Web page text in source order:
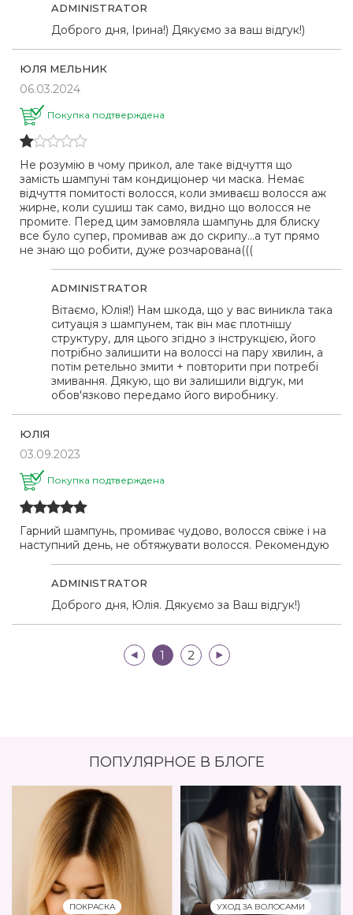
ADMINISTRATOR
Доброго дня, Ірина!) Дякуємо за ваш відгук!)
ЮЛЯ МЕЛЬНИК
06.03.2024
Покупка подтверждена
Не розумію в чому прикол, але таке відчуття що
замість шампуні там кондиціонер чи маска. Немає
відчуття помитості волосся, коли змиваєш волосся аж
жирне, коли сушиш так само, видно що волосся не
промите. Перед цим замовляла шампунь для блиску
все було супер, промивав аж до скрипу…а тут прямо
не знаю що робити, дуже розчарована(((
ADMINISTRATOR
Вітаємо, Юлія!) Нам шкода, що у вас виникла така
ситуація з шампунем, так він має плотнішу
структуру, для цього згідно з інструкцією, його
потрібно залишити на волоссі на пару хвилин, а
потім ретельно змити + повторити при потребі
змивання. Дякую, що ви залишили відгук, ми
обов'язково передамо його виробнику.
ЮЛІЯ
03.09.2023
Покупка подтверждена
Гарний шампунь, промиває чудово, волосся свіже і на
наступний день, не обтяжувати волосся. Рекомендую
ADMINISTRATOR
Доброго дня, Юлія. Дякуємо за Ваш відгук!)
|< 1 2 >|
ПОПУЛЯРНОЕ В БЛОГЕ
ПОКРАСКА УХОД ЗА ВОЛОСАМИ